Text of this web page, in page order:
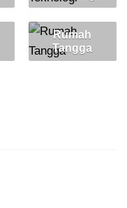
Rumah
Tangga